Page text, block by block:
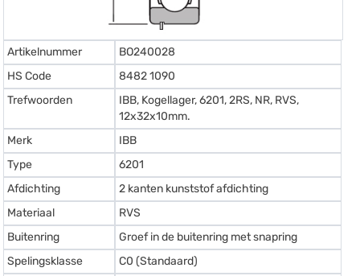
Artikelnummer
BO240028
HS Code
8482 1090
Trefwoorden
IBB, Kogellager, 6201, 2RS, NR, RVS,
12x32x10mm.
Merk
IBB
Type
6201
Afdichting
2 kanten kunststof afdichting
Materiaal
RVS
Buitenring
Groef in de buitenring met snapring
Spelingsklasse
C0 (Standaard)